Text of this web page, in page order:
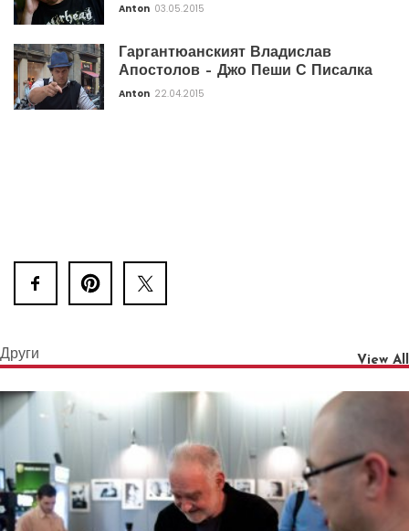
Anton 03.05.2015
Гаргантюанският Владислав
Апостолов – Джо Пеши С Писалка
Anton 22.04.2015
Други View All